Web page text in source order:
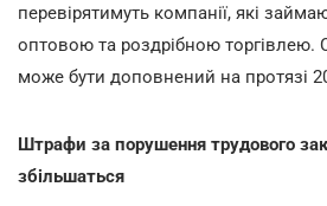
перевірятимуть компанії, які
оптовою та роздрібною торгівлею.
може бути доповнений на протязі
Штрафи за порушення трудового
збільшаться